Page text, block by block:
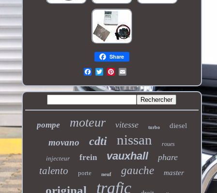
Share
pompe moteur vitesse turbo diesel
movano cdti nissan roues
injecteur frein vauxhall phare
talento porte neuf gauche master
original trafic